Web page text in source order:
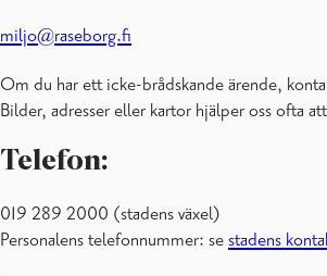
miljo@raseborg.fi
Om du har ett icke-brådskande ärende,
Bilder, adresser eller kartor hjälper oss ofta
Telefon:
019 289 2000 (stadens växel)
Personalens telefonnummer: se stadens